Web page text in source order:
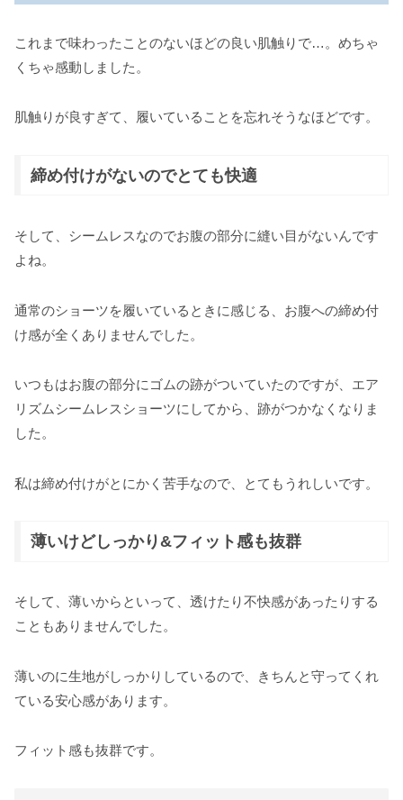
これまで味わったことのないほどの良い肌触りで…。めちゃ
くちゃ感動しました。
肌触りが良すぎて、履いていることを忘れそうなほどです。
締め付けがないのでとても快適
そして、シームレスなのでお腹の部分に縫い目がないんです
よね。
通常のショーツを履いているときに感じる、お腹への締め付
け感が全くありませんでした。
いつもはお腹の部分にゴムの跡がついていたのですが、エア
リズムシームレスショーツにしてから、跡がつかなくなりま
した。
私は締め付けがとにかく苦手なので、とてもうれしいです。
薄いけどしっかり&フィット感も抜群
そして、薄いからといって、透けたり不快感があったりする
こともありませんでした。
薄いのに生地がしっかりしているので、きちんと守ってくれ
ている安心感があります。
フィット感も抜群です。